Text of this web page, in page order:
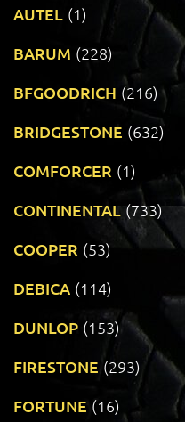
AUTEL (1)
BARUM (228)
BFGOODRICH (216)
BRIDGESTONE (632)
COMFORCER (1)
CONTINENTAL (733)
COOPER (53)
DEBICA (114)
DUNLOP (153)
FIRESTONE (293)
FORTUNE (16)